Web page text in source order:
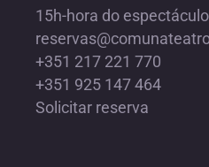
15h-hora do
+351 217 221 770
+351 925 147 464
Solicitar reserva